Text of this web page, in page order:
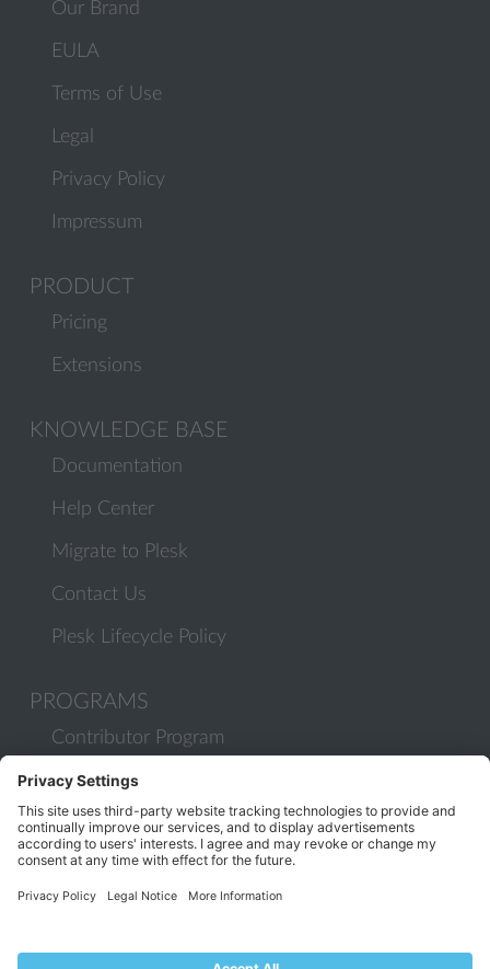
Our Brand
EULA
Terms of Use
Legal
Privacy Policy
Impressum
PRODUCT
Pricing
Extensions
KNOWLEDGE BASE
Documentation
Help Center
Migrate to Plesk
Contact Us
Plesk Lifecycle Policy
PROGRAMS
Contributor Program
Partner Program
COMMUNITY